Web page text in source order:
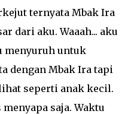
ternyata Mbak Ira
dari aku. Waaah... aku
menyuruh untuk
dengan Mbak Ira tapi
seperti anak kecil.
saja. Waktu